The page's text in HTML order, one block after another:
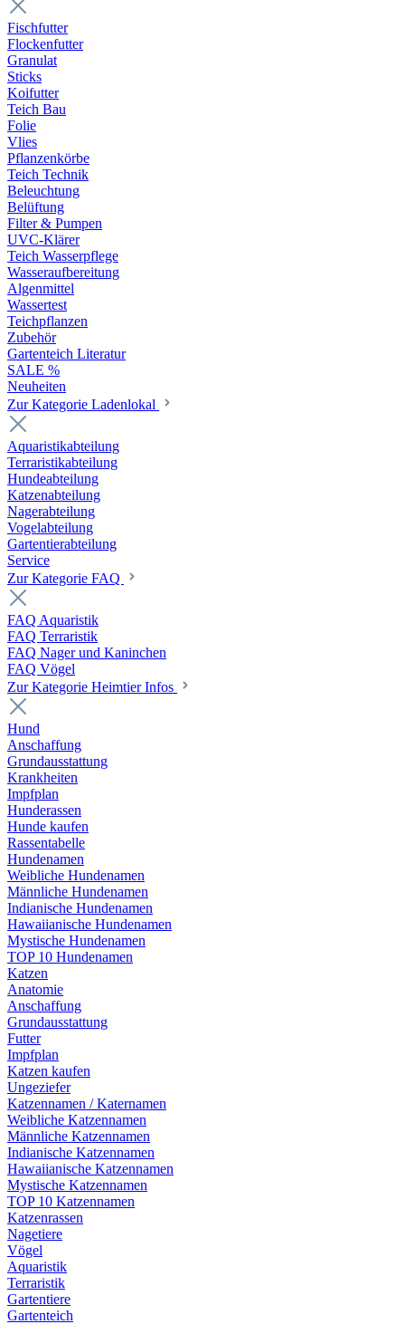
Fischfutter
Flockenfutter
Granulat
Sticks
Koifutter
Teich Bau
Folie
Vlies
Pflanzenkörbe
Teich Technik
Beleuchtung
Belüftung
Filter & Pumpen
UVC-Klärer
Teich Wasserpflege
Wasseraufbereitung
Algenmittel
Wassertest
Teichpflanzen
Zubehör
Gartenteich Literatur
SALE %
Neuheiten
Zur Kategorie Ladenlokal
Aquaristikabteilung
Terraristikabteilung
Hundeabteilung
Katzenabteilung
Nagerabteilung
Vogelabteilung
Gartentierabteilung
Service
Zur Kategorie FAQ
FAQ Aquaristik
FAQ Terraristik
FAQ Nager und Kaninchen
FAQ Vögel
Zur Kategorie Heimtier Infos
Hund
Anschaffung
Grundausstattung
Krankheiten
Impfplan
Hunderassen
Hunde kaufen
Rassentabelle
Hundenamen
Weibliche Hundenamen
Männliche Hundenamen
Indianische Hundenamen
Hawaiianische Hundenamen
Mystische Hundenamen
TOP 10 Hundenamen
Katzen
Anatomie
Anschaffung
Grundausstattung
Futter
Impfplan
Katzen kaufen
Ungeziefer
Katzennamen / Katernamen
Weibliche Katzennamen
Männliche Katzennamen
Indianische Katzennamen
Hawaiianische Katzennamen
Mystische Katzennamen
TOP 10 Katzennamen
Katzenrassen
Nagetiere
Vögel
Aquaristik
Terraristik
Gartentiere
Gartenteich